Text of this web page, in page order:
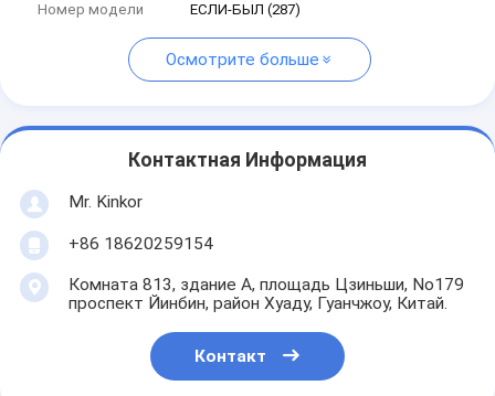
Номер модели ЕСЛИ-БЫЛ (287)
Осмотрите больше
Контактная Информация
Mr. Kinkor
+86 18620259154
Комната 813, здание А, площадь Цзиньши, No179
проспект Йинбин, район Хуаду, Гуанчжоу, Китай.
Контакт